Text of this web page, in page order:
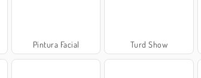
Pintura Facial Turd Show